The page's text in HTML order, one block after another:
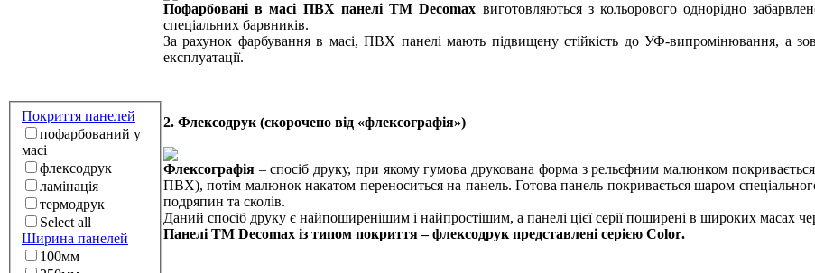
Покриття панелей
пофарбований у
масі
флексодрук
ламінація
термодрук
Select all
Ширина панелей
100мм
Пофарбовані в масі ПВХ панеліТМDecomax виготовляються з кольорового однорідно
спеціальних барвників.
За рахунок фарбування в масі, ПВХ панелі мають підвищену стійкість до УФ-випромінювання, а
експлуатації.
2. Флексодрук (скорочено від «флексографія»)
Флексографія – спосіб друку, при якому гумова друкована форма з рельєфним малюнком
ПВХ), потім малюнок накатом переноситься на панель. Готова панель покривається шаром
подряпин та сколів.
Даний спосіб друку є найпоширенішим і найпростішим, а панелі цієї серії поширені в широких масах
Панелі ТМ Decomax із типом покриття – флексодрук представлені серією Color.